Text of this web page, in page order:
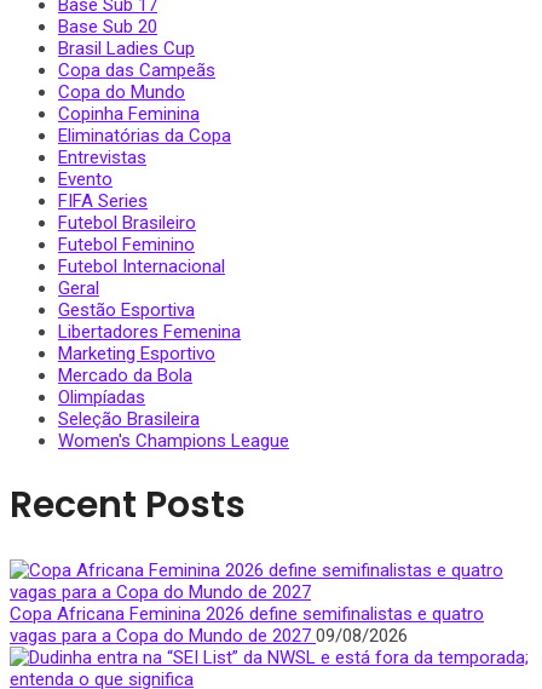
Base Sub 20
Brasil Ladies Cup
Copa das Campeãs
Copa do Mundo
Copinha Feminina
Eliminatórias da Copa
Entrevistas
Evento
FIFA Series
Futebol Brasileiro
Futebol Feminino
Futebol Internacional
Geral
Gestão Esportiva
Libertadores Femenina
Marketing Esportivo
Mercado da Bola
Olimpíadas
Seleção Brasileira
Women's Champions League
Recent Posts
Copa Africana Feminina 2026 define semifinalistas e quatro
vagas para a Copa do Mundo de 2027 09/08/2026